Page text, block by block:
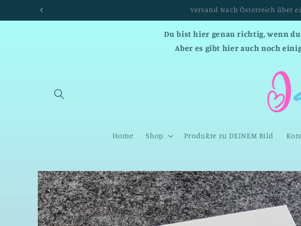
Inhalt
Versandkostenfrei
Du bist hier genau richtig, wenn
Aber es gibt hier auch noch
Home Shop Produkte zu DEINEM Bild
Zu
Produktinformationen
springen